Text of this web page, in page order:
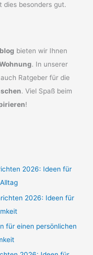
dies besonders gut.
bieten wir Ihnen
. In unserer
Ratgeber für die
. Viel Spaß beim
!
2026: Ideen für
2026: Ideen für
für einen persönlichen